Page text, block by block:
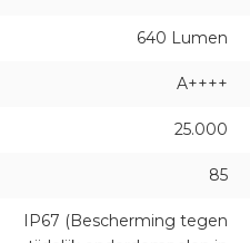
640 Lumen
A++++
25.000
85
IP67 (Bescherming tegen